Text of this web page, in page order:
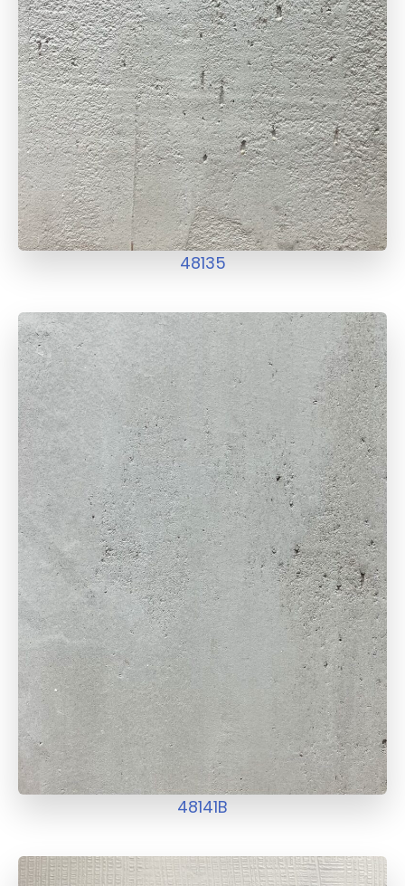
48135
48141B